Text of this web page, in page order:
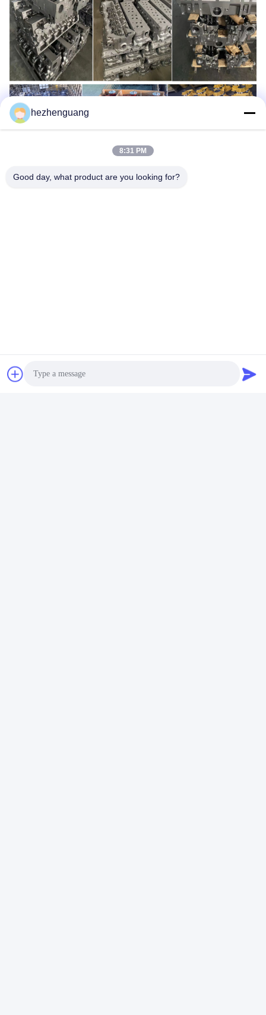
hezhenguang
8:31 PM
Good day, what product are you looking for?